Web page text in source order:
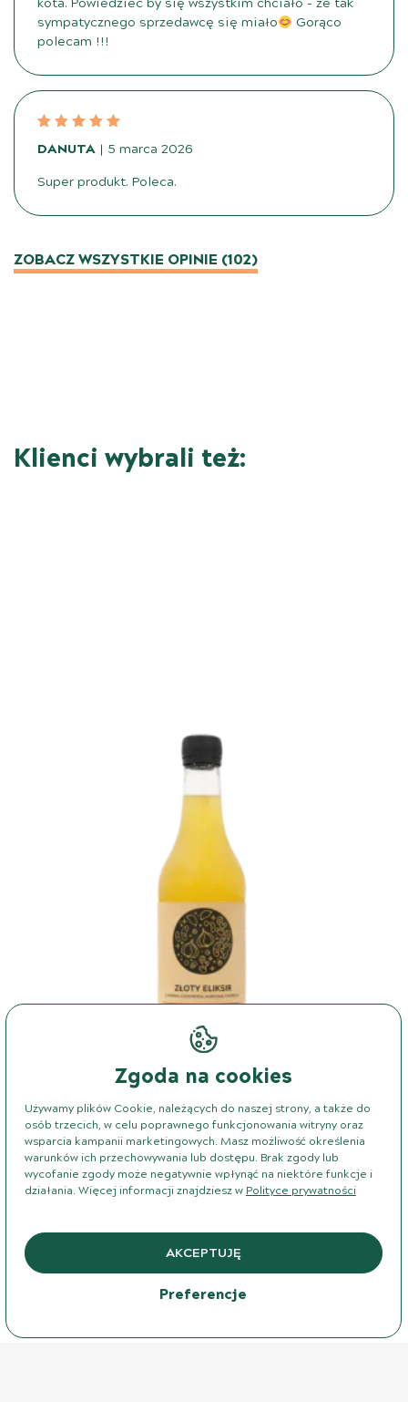
Zgoda na cookies
Używamy plików Cookie, należących do naszej strony, a także do
osób trzecich, w celu poprawnego funkcjonowania witryny oraz
wsparcia kampanii marketingowych. Masz możliwość określenia
warunków ich przechowywania lub dostępu. Brak zgody lub
wycofanie zgody może negatywnie wpłynąć na niektóre funkcje i
działania. Więcej informacji znajdziesz w Polityce prywatności
AKCEPTUJĘ
Preferencje
kota. Powiedzieć by się wszystkim chciało – że tak
sympatycznego sprzedawcę się miało
Gorąco
polecam !!!
DANUTA
5 marca 2026
Super produkt. Poleca.
ZOBACZ WSZYSTKIE OPINIE (102)
Klienci wybrali też:
Złoty Eliksir – Oxymel – imbir, czosnek,
kurkuma, pieprz
70,90 ZŁ
DOWIEDZ SIĘ WIĘCEJ